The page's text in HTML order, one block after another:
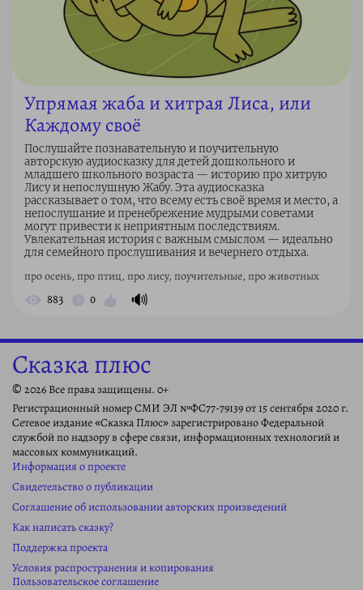
Упрямая жаба и хитрая Лиса, или
Каждому своё
Послушайте познавательную и поучительную
авторскую аудиосказку для детей дошкольного и
младшего школьного возраста — историю про хитрую
Лису и непослушную Жабу. Эта аудиосказка
рассказывает о том, что всему есть своё время и место, а
непослушание и пренебрежение мудрыми советами
могут привести к неприятным последствиям.
Увлекательная история с важным смыслом — идеально
для семейного прослушивания и вечернего отдыха.
про осень, про птиц, про лису, поучительные, про животных
883 0 🔊
Сказка плюс
© 2026 Все права защищены. 0+
Регистрационный номер СМИ ЭЛ №ФС77-79139 от 15 сентября 2020 г.
Сетевое издание «Сказка Плюс» зарегистрировано Федеральной
службой по надзору в сфере связи, информационных технологий и
массовых коммуникаций.
Информация о проекте
Свидетельство о публикации
Соглашение об использовании авторских произведений
Как написать сказку?
Поддержка проекта
Условия распространения и копирования
Пользовательское соглашение